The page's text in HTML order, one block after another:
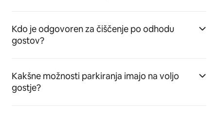
Kdo je odgovoren za čiščenje po odhodu
gostov?
Kakšne možnosti parkiranja imajo na voljo
gostje?